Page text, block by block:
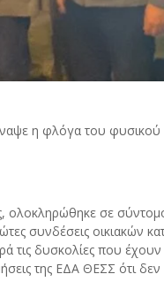
η φλόγα του
ολοκληρώθηκε σε
συνδέσεις οικιακών
τις δυσκολίες που
της ΕΔΑ ΘΕΣΣ ότι